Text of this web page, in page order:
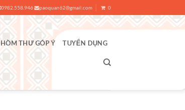
0982.558.946 paoquan62@gmail.com 0
HÒM THƯ GÓP Ý TUYỂN DỤNG